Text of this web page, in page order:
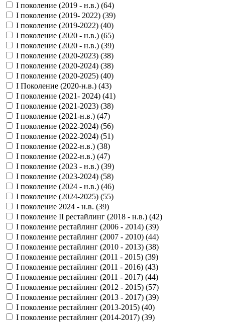
I поколение (2019 - н.в.) (64)
I поколение (2019- 2022) (39)
I поколение (2019-2022) (40)
I поколение (2020 - н.в.) (65)
I поколение (2020 - н.в.) (39)
I поколение (2020-2023) (38)
I поколение (2020-2024) (38)
I поколение (2020-2025) (40)
I Поколение (2020-н.в.) (43)
I поколение (2021- 2024) (41)
I поколение (2021-2023) (38)
I поколение (2021-н.в.) (47)
I поколение (2022-2024) (56)
I поколение (2022-2024) (51)
I поколение (2022-н.в.) (38)
I поколение (2022-н.в.) (47)
I поколение (2023 - н.в.) (39)
I поколение (2023-2024) (58)
I поколение (2024 - н.в.) (46)
I поколение (2024-2025) (55)
I поколение 2024 - н.в. (39)
I поколение II рестайлинг (2018 - н.в.) (42)
I поколение рестайлинг (2006 - 2014) (39)
I поколение рестайлинг (2007 - 2010) (44)
I поколение рестайлинг (2010 - 2013) (38)
I поколение рестайлинг (2011 - 2015) (39)
I поколение рестайлинг (2011 - 2016) (43)
I поколение рестайлинг (2011 - 2017) (44)
I поколение рестайлинг (2012 - 2015) (57)
I поколение рестайлинг (2013 - 2017) (39)
I поколение рестайлинг (2013-2015) (40)
I поколение рестайлинг (2014-2017) (39)